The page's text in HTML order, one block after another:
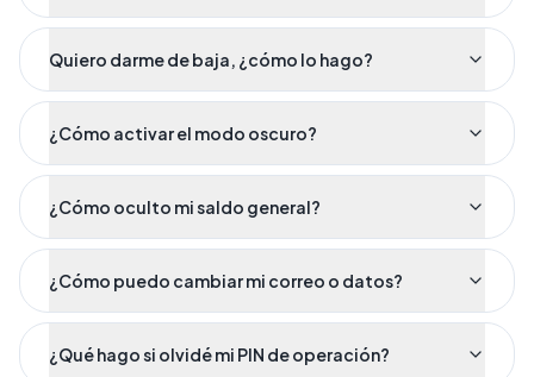
Quiero darme de baja, ¿cómo lo hago?
¿Cómo activar el modo oscuro?
¿Cómo oculto mi saldo general?
¿Cómo puedo cambiar mi correo o datos?
¿Qué hago si olvidé mi PIN de operación?